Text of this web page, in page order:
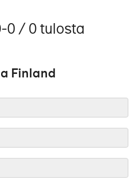
0 / 0 tulosta
Finland